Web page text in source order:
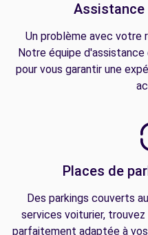
Assistance
Un problème avec votre
Notre équipe
pour vous garantir une
Places de
Des parkings couverts
services voiturier,
parfaitement adaptée à